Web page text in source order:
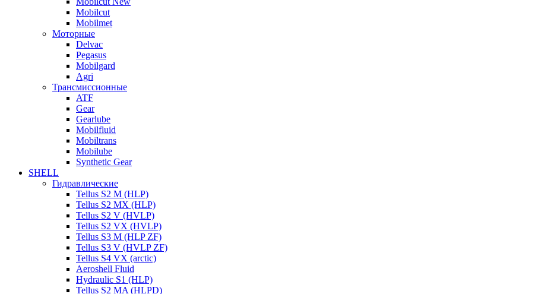
Mobilcut
Mobilmet
Моторные
Delvac
Pegasus
Mobilgard
Agri
Трансмиссионные
ATF
Gear
Gearlube
Mobilfluid
Mobiltrans
Mobilube
Synthetic Gear
SHELL
Гидравлические
Tellus S2 M (HLP)
Tellus S2 MХ (HLP)
Tellus S2 V (HVLP)
Tellus S2 VX (HVLP)
Tellus S3 M (HLP ZF)
Tellus S3 V (HVLP ZF)
Tellus S4 VX (arctic)
Aeroshell Fluid
Hydraulic S1 (HLP)
Tellus S2 MA (HLPD)